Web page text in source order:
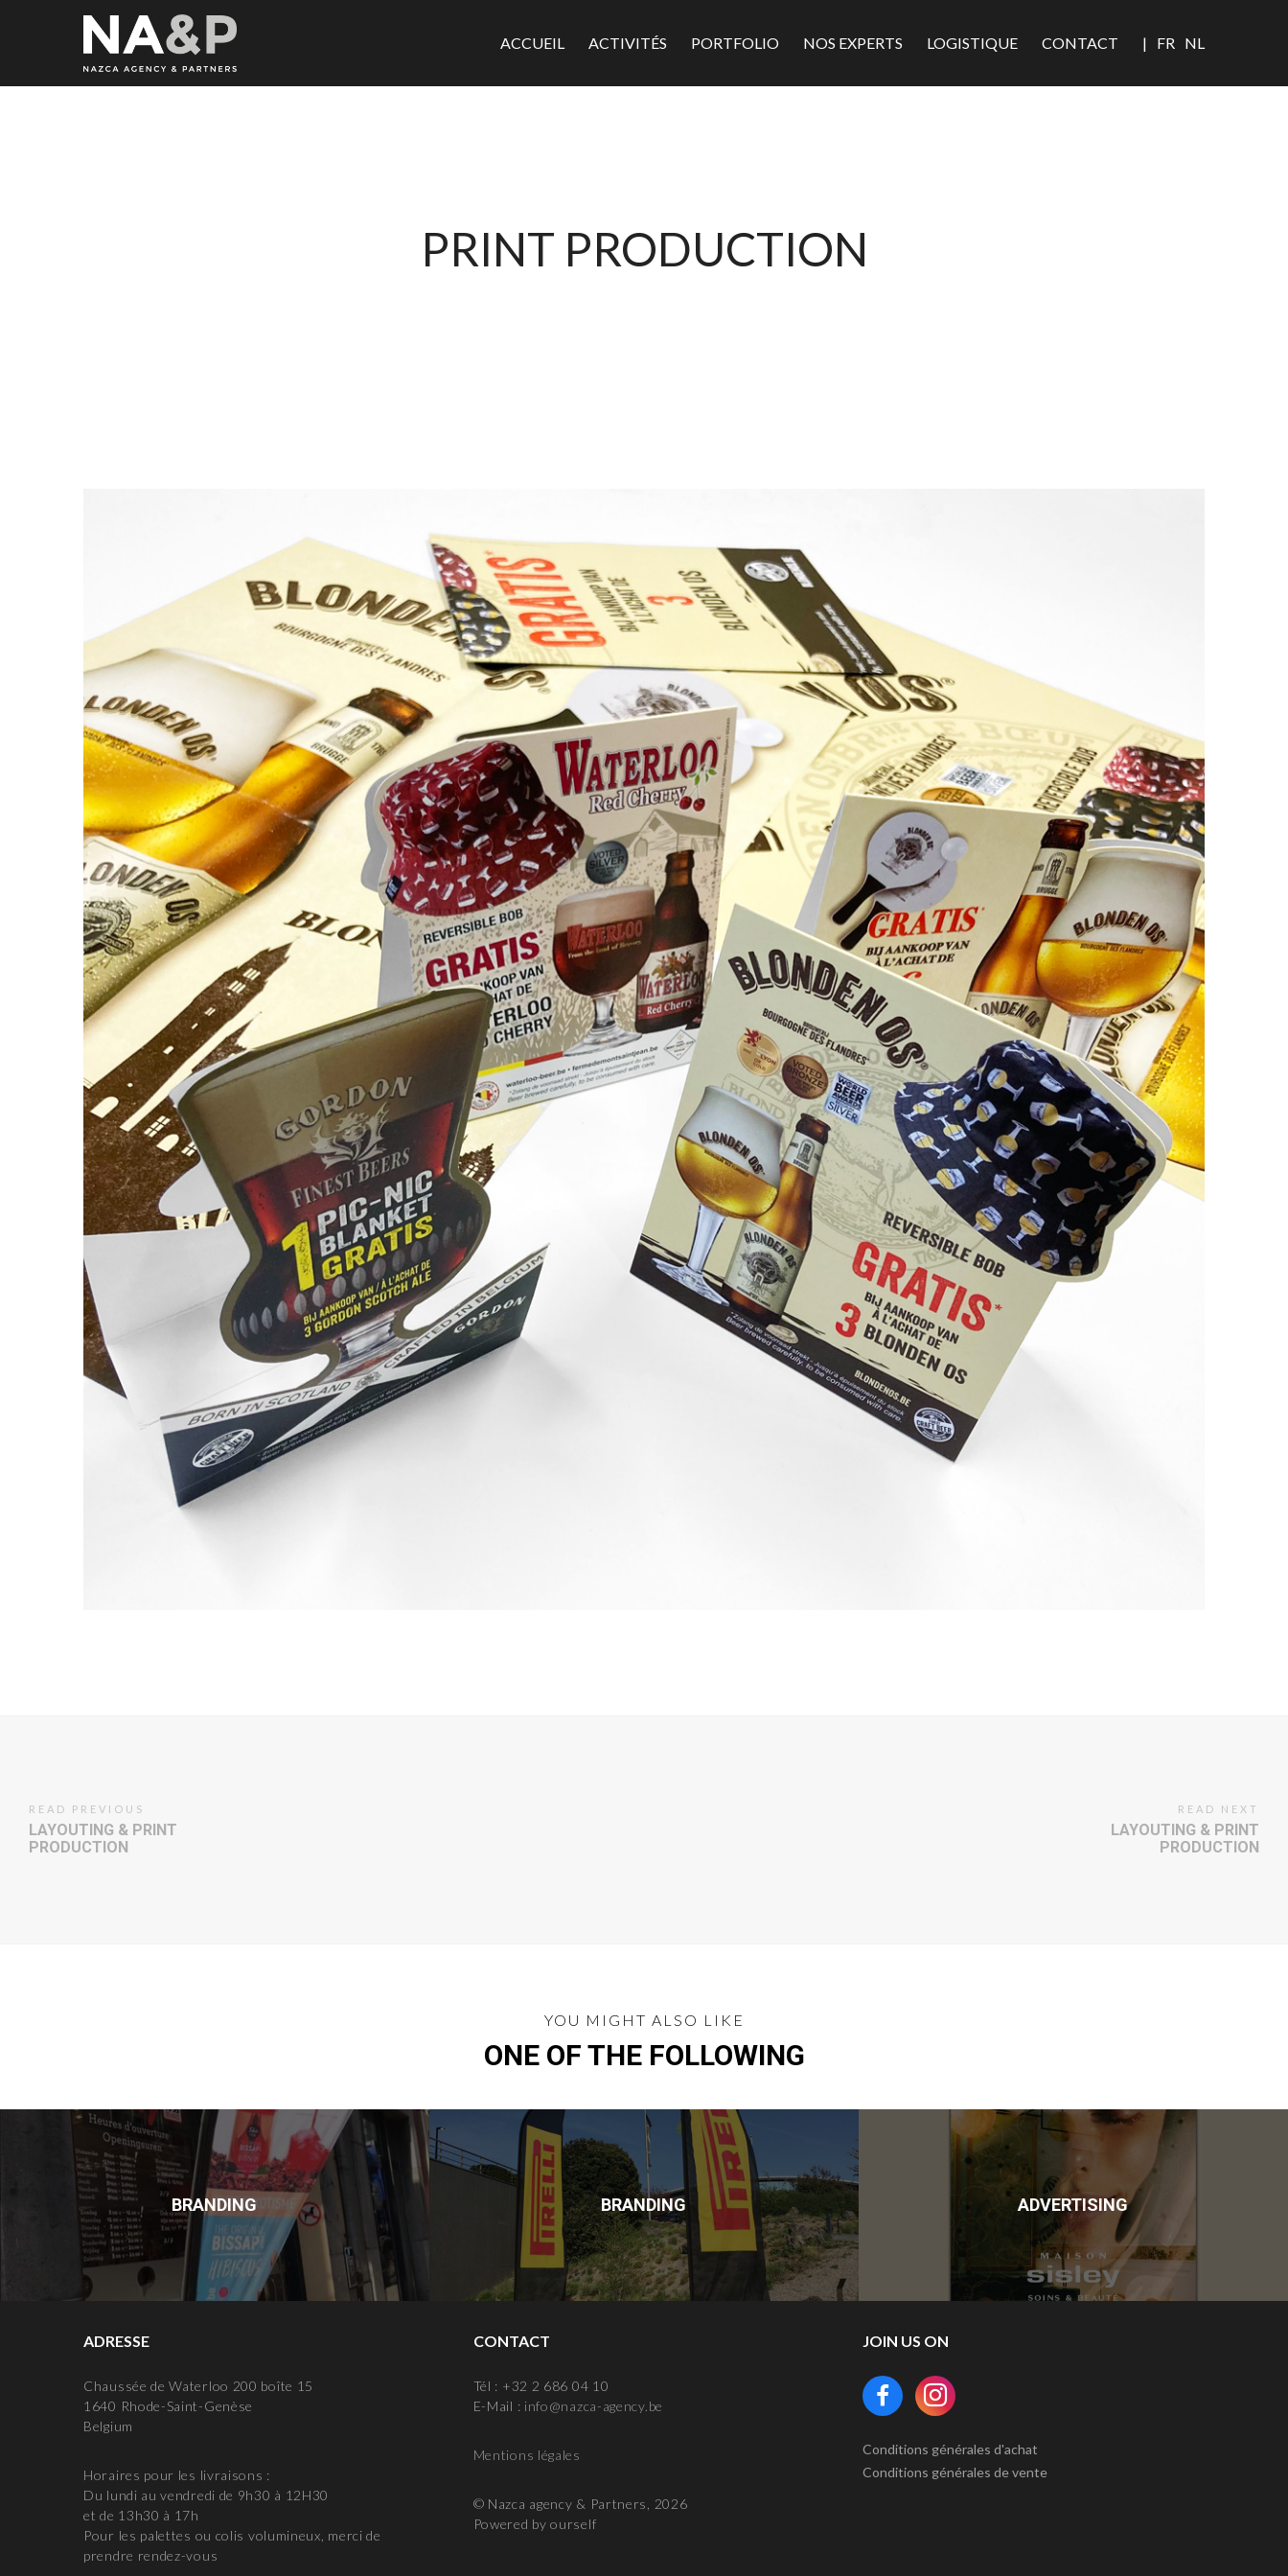
ACCUEIL ACTIVITÉS PORTFOLIO NOS EXPERTS LOGISTIQUE CONTACT | FR NL
PRINT PRODUCTION
READ PREVIOUS
LAYOUTING & PRINT
PRODUCTION
READ NEXT
LAYOUTING & PRINT
PRODUCTION
YOU MIGHT ALSO LIKE
ONE OF THE FOLLOWING
BRANDING BRANDING ADVERTISING
ADRESSE
Chaussée de Waterloo 200 boîte 15
1640 Rhode-Saint-Genèse
Belgium
Horaires pour les livraisons :
Du lundi au vendredi de 9h30 à 12H30
et de 13h30 à 17h
Pour les palettes ou colis volumineux, merci de
prendre rendez-vous
CONTACT
Tél : +32 2 686 04 10
E-Mail : info@nazca-agency.be
Mentions légales
© Nazca agency & Partners, 2026
Powered by ourself
JOIN US ON
Conditions générales d'achat
Conditions générales de vente